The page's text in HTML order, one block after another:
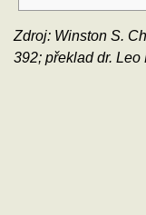
Zdroj: Winston S.
392; překlad dr. Leo